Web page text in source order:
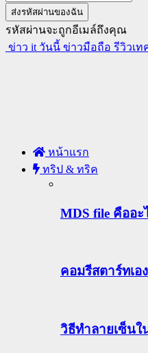
รหัสผ่านจะถูกอีเมล์ถึงคุณ
ข่าว it วันนี้ ข่าวมือถือ รีวิวเ
หน้าแรก
ทริป & ทริค
MDS file คืออะ
คอมรีสตาร์ทเอง
วิธีทําลายเซ็นใ